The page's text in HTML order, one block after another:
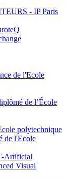
- IP Paris
de l'Ecole
de l’École
polytechnique
de l'Ecole
Artificial
Visual